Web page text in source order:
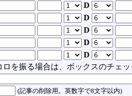
D
D
D
D
D
を振る場合は、ボックスのチェッ
(記事の削除用。英数字で8文字以内)